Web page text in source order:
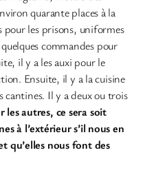
quarante places à la
les prisons, uniformes
commandes pour
il y a les auxi pour le
Ensuite, il y a la cuisine
cantines. Il y a deux ou trois
les autres, ce sera soit
à l’extérieur s’il nous en
qu’elles nous font des